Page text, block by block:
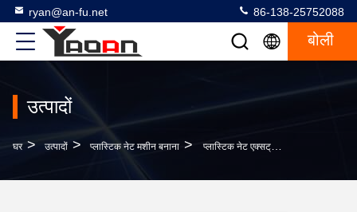
ryan@an-fu.net 86-138-25752088
बोली
उत्पादों
घर > उत्पादों > प्लास्टिक नेट मशीन बनाना > प्लास्टिक नेट एक्सट्रूज़न लाइन, पीई नेट बुनाई मशीन 35 किलो / एचआर क्षमता